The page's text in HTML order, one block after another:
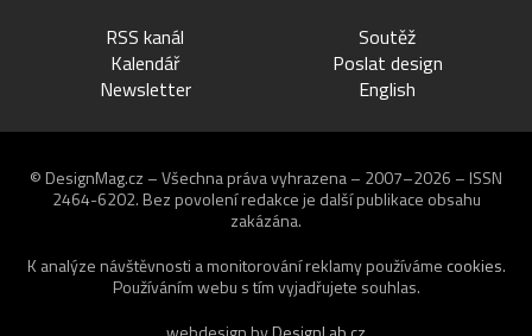
RSS kanál
Kalendář
Newsletter
Soutěž
Poslat design
English
© DesignMag.cz – Všechna práva vyhrazena – 2007–2026 – ISSN
2464-6202. Bez povolení redakce je další publikace obsahu
zakázána.
K analýze návštěvnosti a monitorování reklamy používáme cookies.
Používáním webu s tím vyjadřujete souhlas.